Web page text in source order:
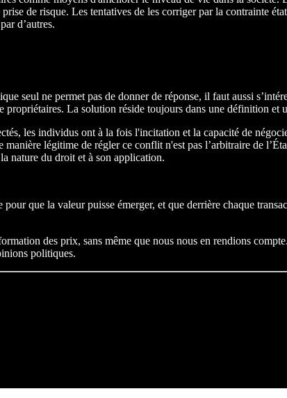
de risque. Les tentatives de les corriger par la contrainte
d’autres.
seul ne permet pas de donner de réponse, il faut aussi
La solution réside toujours dans une définition et
les individus ont à la fois l'incitation et la capacité de
légitime de régler ce conflit n'est pas l’arbitraire de
nature du droit et à son application.
que la valeur puisse émerger, et que derrière chaque
des prix, sans même que nous nous en rendions
politiques.